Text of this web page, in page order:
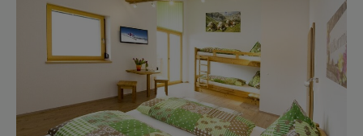
Skifahren
Sommerrodelbahn
Wassersport
Küchenausstattung
Kühlschrank
Haupthaus
Doppelbett (Kingsize)
Ausziehcouch